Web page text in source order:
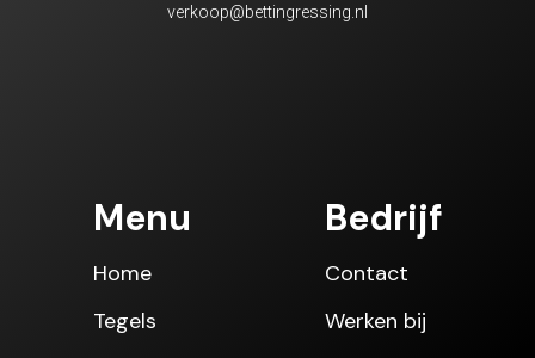
verkoop@bettingressing.nl
Menu
Home
Tegels
Bedrijf
Contact
Werken bij